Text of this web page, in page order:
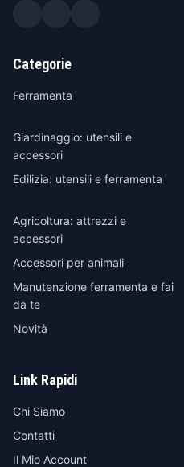
Categorie
Ferramenta
Giardinaggio: utensili e
accessori
Edilizia: utensili e ferramenta
Agricoltura: attrezzi e
accessori
Accessori per animali
Manutenzione ferramenta e fai
da te
Novità
Link Rapidi
Chi Siamo
Contatti
Il Mio Account